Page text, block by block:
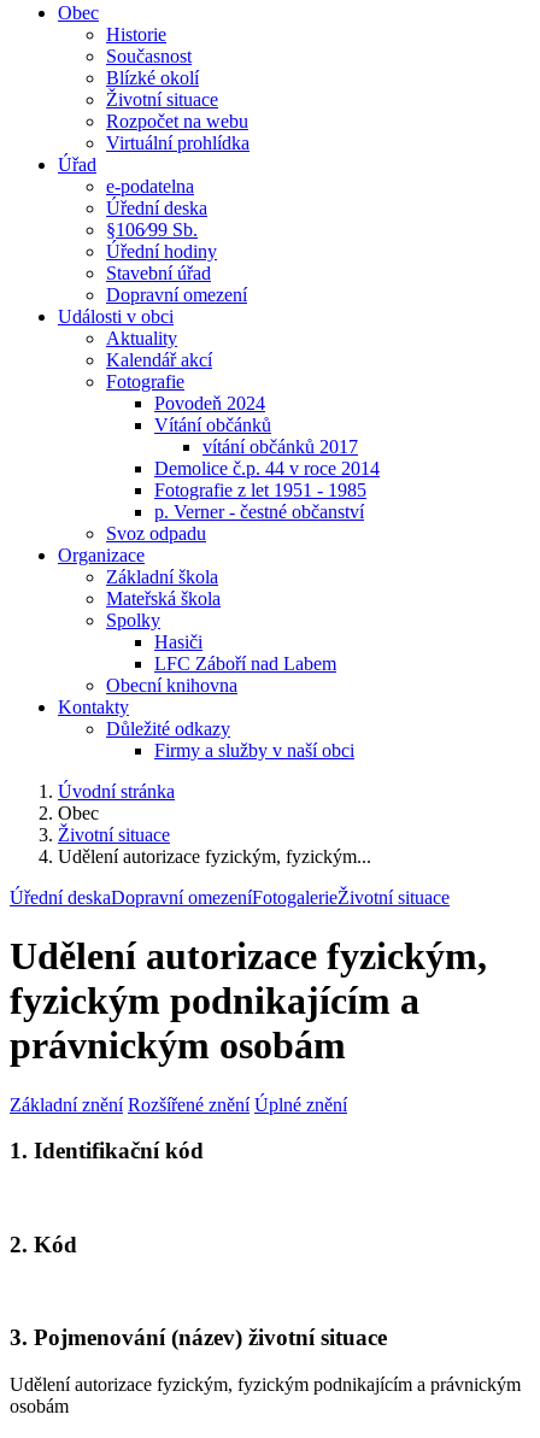
Obec
Historie
Současnost
Blízké okolí
Životní situace
Rozpočet na webu
Virtuální prohlídka
Úřad
e-podatelna
Úřední deska
§106⁄99 Sb.
Úřední hodiny
Stavební úřad
Dopravní omezení
Události v obci
Aktuality
Kalendář akcí
Fotografie
Povodeň 2024
Vítání občánků
vítání občánků 2017
Demolice č.p. 44 v roce 2014
Fotografie z let 1951 - 1985
p. Verner - čestné občanství
Svoz odpadu
Organizace
Základní škola
Mateřská škola
Spolky
Hasiči
LFC Záboří nad Labem
Obecní knihovna
Kontakty
Důležité odkazy
Firmy a služby v naší obci
Úvodní stránka
Obec
Životní situace
Udělení autorizace fyzickým, fyzickým...
Úřední deskaDopravní omezeníFotogalerieŽivotní situace
Udělení autorizace fyzickým,
fyzickým podnikajícím a
právnickým osobám
Základní znění Rozšířené znění Úplné znění
1. Identifikační kód
2. Kód
3. Pojmenování (název) životní situace
Udělení autorizace fyzickým, fyzickým podnikajícím a právnickým
osobám